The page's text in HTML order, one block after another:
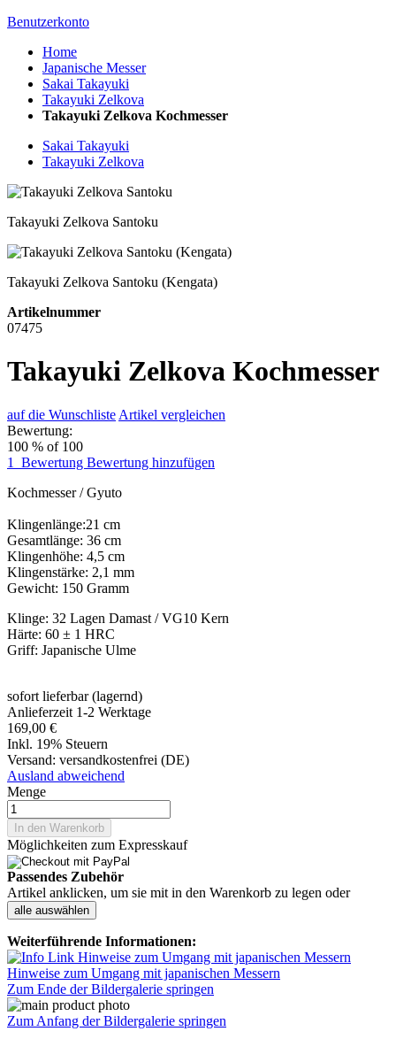
Benutzerkonto
Home
Japanische Messer
Sakai Takayuki
Takayuki Zelkova
Takayuki Zelkova Kochmesser
Sakai Takayuki
Takayuki Zelkova
Takayuki Zelkova Santoku
Takayuki Zelkova Santoku (Kengata)
Artikelnummer
07475
Takayuki Zelkova Kochmesser
auf die Wunschliste Artikel vergleichen
Bewertung:
100 % of 100
1
Bewertung Bewertung hinzufügen
Kochmesser / Gyuto
Klingenlänge:21 cm
Gesamtlänge: 36 cm
Klingenhöhe: 4,5 cm
Klingenstärke: 2,1 mm
Gewicht: 150 Gramm
Klinge: 32 Lagen Damast / VG10 Kern
Härte: 60 ± 1 HRC
Griff: Japanische Ulme
sofort lieferbar (lagernd)
Anlieferzeit 1-2 Werktage
169,00 €
Inkl. 19% Steuern
Versand: versandkostenfrei (DE)
Ausland abweichend
Menge
In den Warenkorb
Möglichkeiten zum Expresskauf
Passendes Zubehör
Artikel anklicken, um sie mit in den Warenkorb zu legen oder
alle auswählen
Weiterführende Informationen:
Hinweise zum Umgang mit japanischen Messern
Zum Ende der Bildergalerie springen
Zum Anfang der Bildergalerie springen